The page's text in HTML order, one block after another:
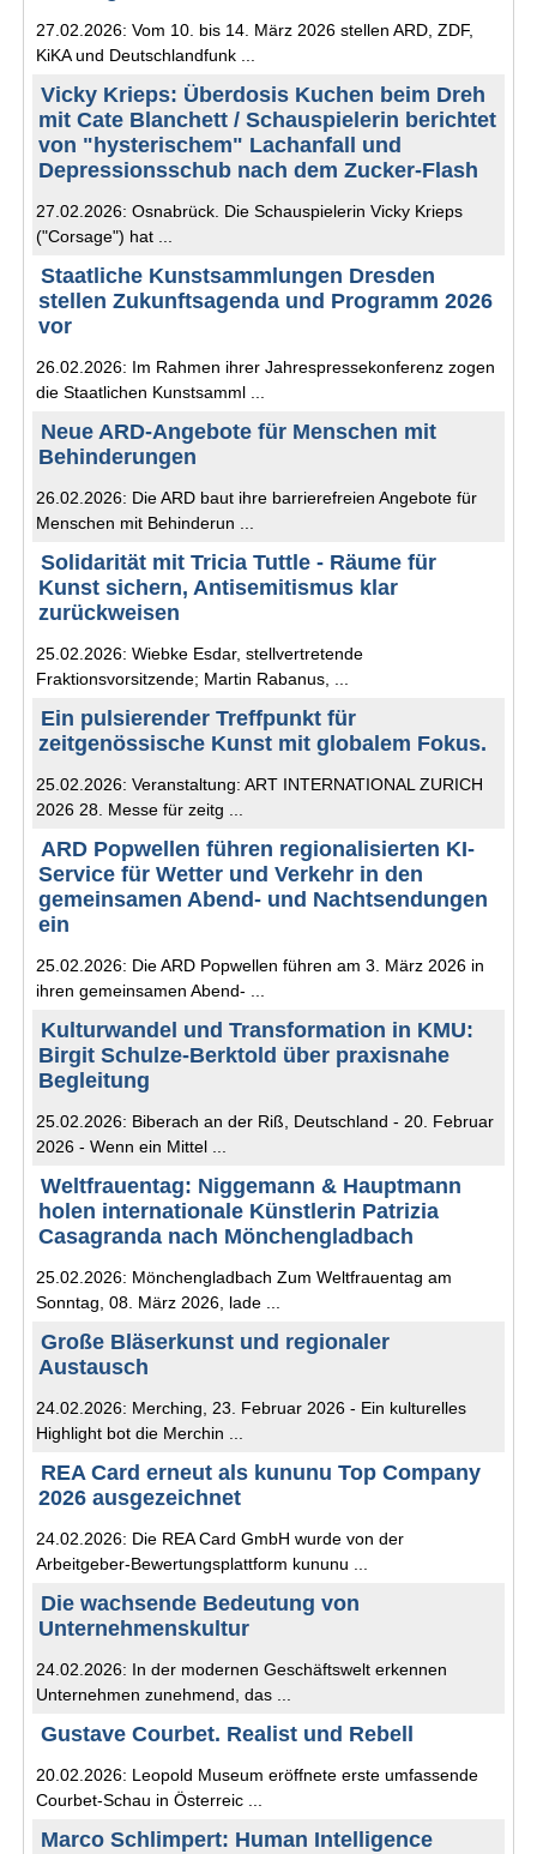
27.02.2026: Vom 10. bis 14. März 2026 stellen ARD, ZDF,
KiKA und Deutschlandfunk ...
Vicky Krieps: Überdosis Kuchen beim Dreh
mit Cate Blanchett / Schauspielerin berichtet
von "hysterischem" Lachanfall und
Depressionsschub nach dem Zucker-Flash
27.02.2026: Osnabrück. Die Schauspielerin Vicky Krieps
("Corsage") hat ...
Staatliche Kunstsammlungen Dresden
stellen Zukunftsagenda und Programm 2026
vor
26.02.2026: Im Rahmen ihrer Jahrespressekonferenz zogen
die Staatlichen Kunstsamml ...
Neue ARD-Angebote für Menschen mit
Behinderungen
26.02.2026: Die ARD baut ihre barrierefreien Angebote für
Menschen mit Behinderun ...
Solidarität mit Tricia Tuttle - Räume für
Kunst sichern, Antisemitismus klar
zurückweisen
25.02.2026: Wiebke Esdar, stellvertretende
Fraktionsvorsitzende; Martin Rabanus, ...
Ein pulsierender Treffpunkt für
zeitgenössische Kunst mit globalem Fokus.
25.02.2026: Veranstaltung: ART INTERNATIONAL ZURICH
2026 28. Messe für zeitg ...
ARD Popwellen führen regionalisierten KI-
Service für Wetter und Verkehr in den
gemeinsamen Abend- und Nachtsendungen
ein
25.02.2026: Die ARD Popwellen führen am 3. März 2026 in
ihren gemeinsamen Abend- ...
Kulturwandel und Transformation in KMU:
Birgit Schulze-Berktold über praxisnahe
Begleitung
25.02.2026: Biberach an der Riß, Deutschland - 20. Februar
2026 - Wenn ein Mittel ...
Weltfrauentag: Niggemann & Hauptmann
holen internationale Künstlerin Patrizia
Casagranda nach Mönchengladbach
25.02.2026: Mönchengladbach Zum Weltfrauentag am
Sonntag, 08. März 2026, lade ...
Große Bläserkunst und regionaler
Austausch
24.02.2026: Merching, 23. Februar 2026 - Ein kulturelles
Highlight bot die Merchin ...
REA Card erneut als kununu Top Company
2026 ausgezeichnet
24.02.2026: Die REA Card GmbH wurde von der
Arbeitgeber-Bewertungsplattform kununu ...
Die wachsende Bedeutung von
Unternehmenskultur
24.02.2026: In der modernen Geschäftswelt erkennen
Unternehmen zunehmend, das ...
Gustave Courbet. Realist und Rebell
20.02.2026: Leopold Museum eröffnete erste umfassende
Courbet-Schau in Österreic ...
Marco Schlimpert: Human Intelligence